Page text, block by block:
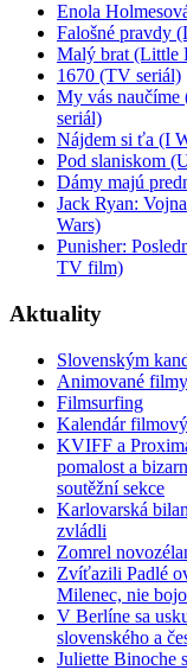
Enola
Falošné pravdy
Malý brat (Little
1670 (TV seriál)
My vás naučíme
seriál)
Nájdem si ťa (I
Pod slaniskom
Dámy majú
Jack Ryan:
Wars)
Punisher:
TV film)
Aktuality
Slovenským
Animované
Filmsurfing
Kalendár
KVIFF a
pomalost a
soutěžní sekce
Karlovarská
zvládli
Zomrel
Zvíťazili Padlé
Milenec, nie
V Berlíne sa
slovenského a
Juliette Binoche